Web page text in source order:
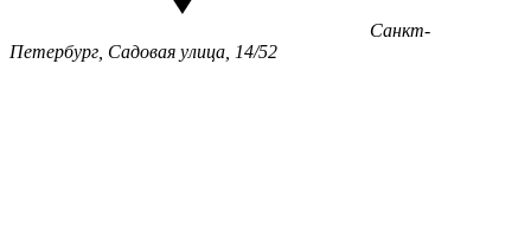
Санкт-
Петербург, Садовая улица, 14/52